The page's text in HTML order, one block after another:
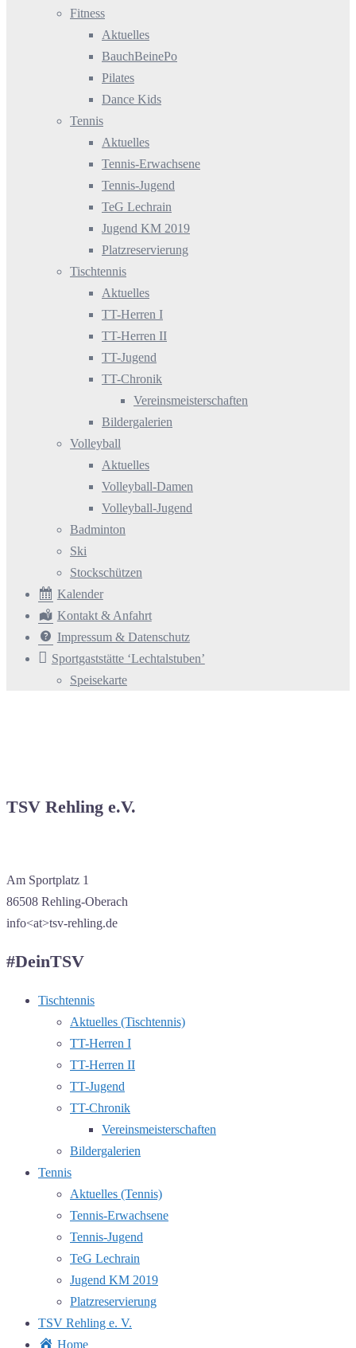
Fitness
Aktuelles
BauchBeinePo
Pilates
Dance Kids
Tennis
Aktuelles
Tennis-Erwachsene
Tennis-Jugend
TeG Lechrain
Jugend KM 2019
Platzreservierung
Tischtennis
Aktuelles
TT-Herren I
TT-Herren II
TT-Jugend
TT-Chronik
Vereinsmeisterschaften
Bildergalerien
Volleyball
Aktuelles
Volleyball-Damen
Volleyball-Jugend
Badminton
Ski
Stockschützen
Kalender
Kontakt & Anfahrt
Impressum & Datenschutz
Sportgaststätte ‘Lechtalstuben’
Speisekarte
TSV Rehling e.V.
Am Sportplatz 1
86508 Rehling-Oberach
info<at>tsv-rehling.de
#DeinTSV
Tischtennis
Aktuelles (Tischtennis)
TT-Herren I
TT-Herren II
TT-Jugend
TT-Chronik
Vereinsmeisterschaften
Bildergalerien
Tennis
Aktuelles (Tennis)
Tennis-Erwachsene
Tennis-Jugend
TeG Lechrain
Jugend KM 2019
Platzreservierung
TSV Rehling e. V.
Home